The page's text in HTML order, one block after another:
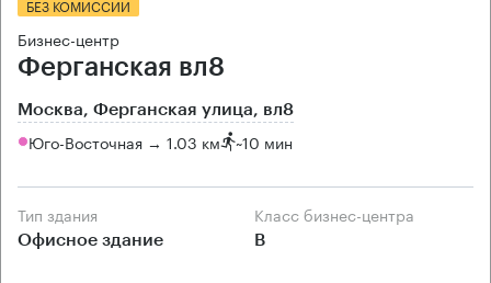
БЕЗ КОМИССИИ
Бизнес-центр
Ферганская вл8
Москва, Ферганская улица, вл8
Юго-Восточная → 1.03 км ~10 мин
Тип здания
Офисное здание
Класс бизнес-центра
B